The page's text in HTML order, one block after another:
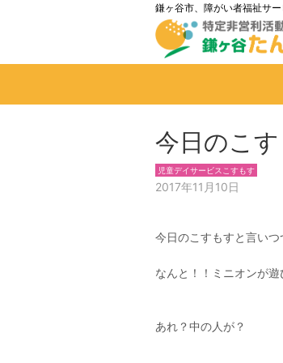
鎌ヶ谷市、障がい者福祉サ
今日のこ
児童デイサービスこすもす
2017年11月10日
今日のこすもすと言い
なんと！！ミニオンが
あれ？中の人が？